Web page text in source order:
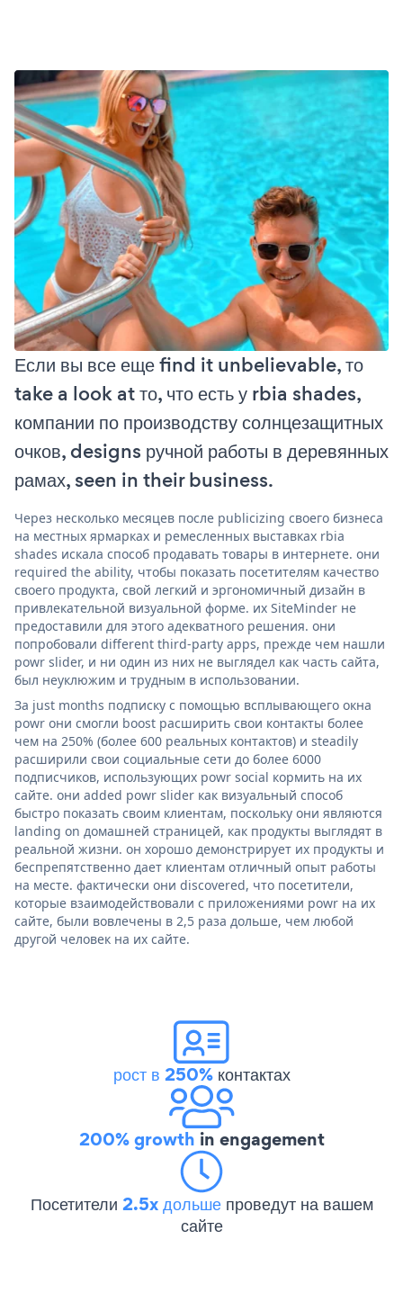
Если вы все еще find it unbelievable, то
take a look at то, что есть у rbia shades,
компании по производству солнцезащитных
очков, designs ручной работы в деревянных
рамах, seen in their business.
Через несколько месяцев после publicizing своего бизнеса
на местных ярмарках и ремесленных выставках rbia
shades искала способ продавать товары в интернете. они
required the ability, чтобы показать посетителям качество
своего продукта, свой легкий и эргономичный дизайн в
привлекательной визуальной форме. их SiteMinder не
предоставили для этого адекватного решения. они
попробовали different third-party apps, прежде чем нашли
powr slider, и ни один из них не выглядел как часть сайта,
был неуклюжим и трудным в использовании.
За just months подписку с помощью всплывающего окна
powr они смогли boost расширить свои контакты более
чем на 250% (более 600 реальных контактов) и steadily
расширили свои социальные сети до более 6000
подписчиков, использующих powr social кормить на их
сайте. они added powr slider как визуальный способ
быстро показать своим клиентам, поскольку они являются
landing on домашней страницей, как продукты выглядят в
реальной жизни. он хорошо демонстрирует их продукты и
беспрепятственно дает клиентам отличный опыт работы
на месте. фактически они discovered, что посетители,
которые взаимодействовали с приложениями powr на их
сайте, были вовлечены в 2,5 раза дольше, чем любой
другой человек на их сайте.
рост в 250%контактах
200% growth in engagement
Посетители 2.5x дольше проведут на вашем
сайте